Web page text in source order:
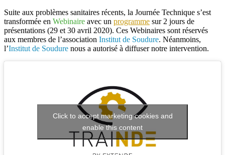
Suite aux problèmes sanitaires récents, la Journée Technique s’est
transformée en Webinaire avec un programme sur 2 jours de
présentations (29 et 30 avril 2020). Ces Webinaires sont réservés
aux membres de l’association Institut de Soudure. Néanmoins,
l’Institut de Soudure nous a autorisé à diffuser notre intervention.
Click to accept marketing cookies and
enable this content